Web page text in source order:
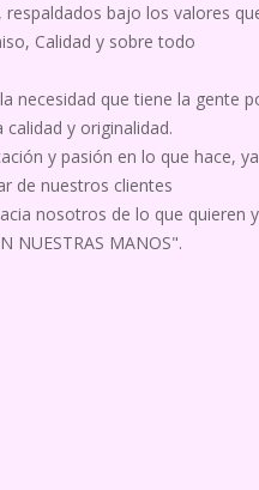
bajo los valores
Calidad y sobre todo
necesidad que tiene la gente
y originalidad.
y pasión en lo que hace, ya
de nuestros clientes
nosotros de lo que quieren y
NUESTRAS MANOS".